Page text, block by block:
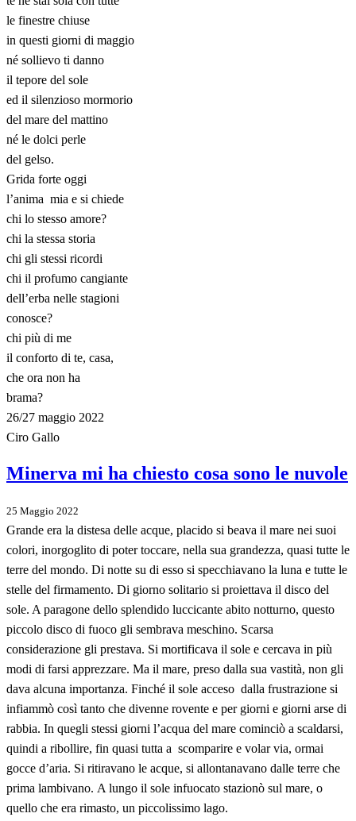
le finestre chiuse
in questi giorni di maggio
né sollievo ti danno
il tepore del sole
ed il silenzioso mormorio
del mare del mattino
né le dolci perle
del gelso.
Grida forte oggi
l’anima mia e si chiede
chi lo stesso amore?
chi la stessa storia
chi gli stessi ricordi
chi il profumo cangiante
dell’erba nelle stagioni
conosce?
chi più di me
il conforto di te, casa,
che ora non ha
brama?
26/27 maggio 2022
Ciro Gallo
Minerva mi ha chiesto cosa sono le nuvole
25 Maggio 2022
Grande era la distesa delle acque, placido si beava il mare nei suoi
colori, inorgoglito di poter toccare, nella sua grandezza, quasi tutte le
terre del mondo. Di notte su di esso si specchiavano la luna e tutte le
stelle del firmamento. Di giorno solitario si proiettava il disco del
sole. A paragone dello splendido luccicante abito notturno, questo
piccolo disco di fuoco gli sembrava meschino. Scarsa
considerazione gli prestava. Si mortificava il sole e cercava in più
modi di farsi apprezzare. Ma il mare, preso dalla sua vastità, non gli
dava alcuna importanza. Finché il sole acceso dalla frustrazione si
infiammò così tanto che divenne rovente e per giorni e giorni arse di
rabbia. In quegli stessi giorni l’acqua del mare cominciò a scaldarsi,
quindi a ribollire, fin quasi tutta a scomparire e volar via, ormai
gocce d’aria. Si ritiravano le acque, si allontanavano dalle terre che
prima lambivano. A lungo il sole infuocato stazionò sul mare, o
quello che era rimasto, un piccolissimo lago.